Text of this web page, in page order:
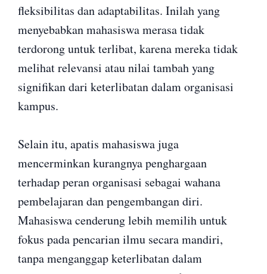
fleksibilitas dan adaptabilitas. Inilah yang
menyebabkan mahasiswa merasa tidak
terdorong untuk terlibat, karena mereka tidak
melihat relevansi atau nilai tambah yang
signifikan dari keterlibatan dalam organisasi
kampus.
Selain itu, apatis mahasiswa juga
mencerminkan kurangnya penghargaan
terhadap peran organisasi sebagai wahana
pembelajaran dan pengembangan diri.
Mahasiswa cenderung lebih memilih untuk
fokus pada pencarian ilmu secara mandiri,
tanpa menganggap keterlibatan dalam